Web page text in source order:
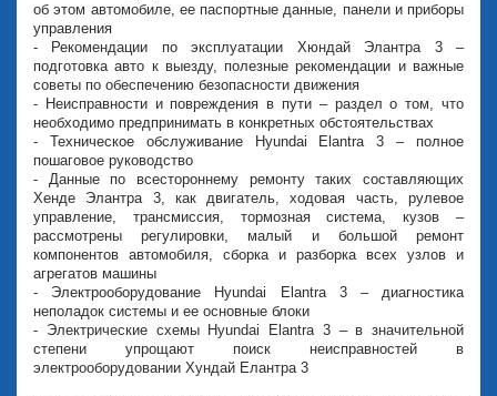
об этом автомобиле, ее паспортные данные, панели и приборы
управления
- Рекомендации по эксплуатации Хюндай Элантра 3 –
подготовка авто к выезду, полезные рекомендации и важные
советы по обеспечению безопасности движения
- Неисправности и повреждения в пути – раздел о том, что
необходимо предпринимать в конкретных обстоятельствах
- Техническое обслуживание Hyundai Elantra 3 – полное
пошаговое руководство
- Данные по всестороннему ремонту таких составляющих
Хенде Элантра 3, как двигатель, ходовая часть, рулевое
управление, трансмиссия, тормозная система, кузов –
рассмотрены регулировки, малый и большой ремонт
компонентов автомобиля, сборка и разборка всех узлов и
агрегатов машины
- Электрооборудование Hyundai Elantra 3 – диагностика
неполадок системы и ее основные блоки
- Электрические схемы Hyundai Elantra 3 – в значительной
степени упрощают поиск неисправностей в
электрооборудовании Хундай Елантра 3